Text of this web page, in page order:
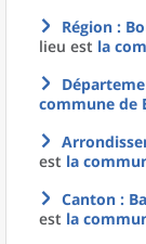
Région :
lieu est la
commune de
est la
Canton :
est la